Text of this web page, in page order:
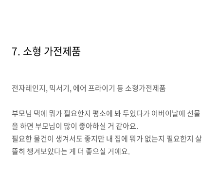
7. 소형 가전제품
전자레인지, 믹서기, 에어 프라이기 등 소형가전제품
부모님 댁에 뭐가 필요한지 평소에 봐 두었다가 어버이날에 선물
을 하면 부모님이 많이 좋아하실 거 같아요.
필요한 물건이 생겨서도 좋지만 내 집에 뭐가 없는지 필요한지 살
뜰히 챙겨보았다는 게 더 좋으실 거예요.